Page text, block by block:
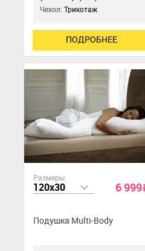
Чехол:Трикотаж
ПОДРОБНЕЕ
Размеры
120x30 6 999
Подушка Multi-Body